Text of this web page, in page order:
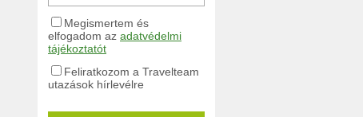
Megismertem és
elfogadom az adatvédelmi
tájékoztatót
Feliratkozom a Travelteam
utazások hírlevélre